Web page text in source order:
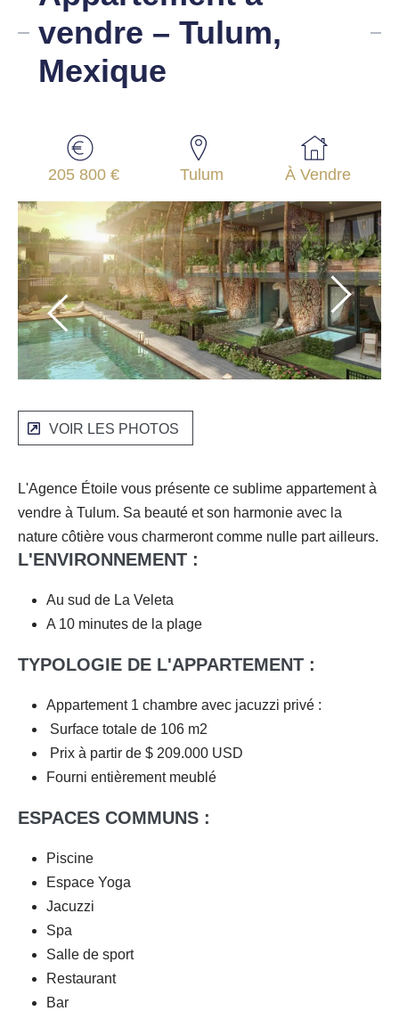
vendre – Tulum,
Mexique
205 800 € Tulum À Vendre
VOIR LES PHOTOS
L'Agence Étoile vous présente ce sublime appartement à
vendre à Tulum. Sa beauté et son harmonie avec la
nature côtière vous charmeront comme nulle part ailleurs.
L'ENVIRONNEMENT :
Au sud de La Veleta
A 10 minutes de la plage
TYPOLOGIE DE L'APPARTEMENT :
Appartement 1 chambre avec jacuzzi privé :
Surface totale de 106 m2
Prix à partir de $ 209.000 USD
Fourni entièrement meublé
ESPACES COMMUNS :
Piscine
Espace Yoga
Jacuzzi
Spa
Salle de sport
Restaurant
Bar